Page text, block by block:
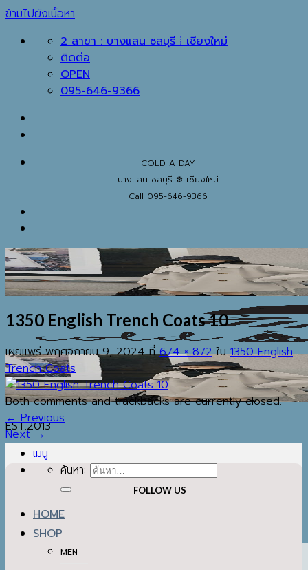
ข้ามไปยังเนื้อหา
2 สาขา : บางแสน ชลบุรี ⁞ เชียงใหม่
ติดต่อ
OPEN
095-646-9366
COLD A DAY
บางแสน ชลบุรี ❆ เชียงใหม่
Call 095-646-9366
EST.2013
เมนู
ค้นหา:
HOME
SHOP
MEN
1350 English Trench Coats 10
เผยแพร่พฤศจิกายน 9, 2024ที่674 × 872ใน1350 English
Trench Coats
Both comments and trackbacks are currently closed.
←Previous
Next→
FOLLOW US